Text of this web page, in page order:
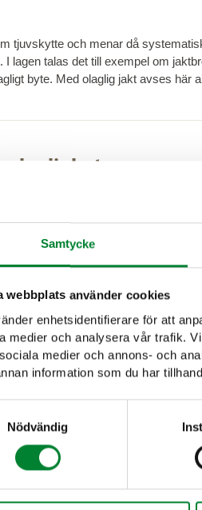
Samtycke
webbplats använder cookies
enhetsidentifierare för att
medier och analysera vår trafik.
medier och annons- och
information som du har
Nödvändig
tjuvskytte och menar då
I lagen talas det till exempel om
byte. Med olaglig jakt avses här
lagligheten
polisen, gränsbevakningen,
områden både tillsammans och
informationsutbytet är snabbare och
till jakt- och
olaglig jakt i lagen
göra med de stora rovdjuren
finns i jaktlagen och strafflagen. En
en utter kan enligt strafflagen